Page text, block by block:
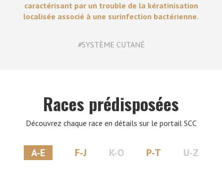
caractérisant par un trouble de la kératinisation
localisée associé à une surinfection bactérienne.
#SYSTÈME CUTANÉ
Races prédisposées
Découvrez chaque race en détails sur le portail SCC
A-E F-J K-O P-T U-Z